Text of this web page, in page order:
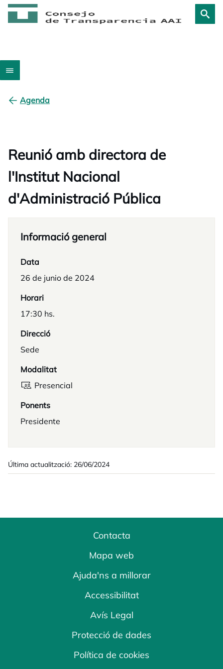
Agenda
Reunió amb directora de
l'Institut Nacional
d'Administració Pública
Informació general
Data
26 de junio de 2024
Horari
17:30 hs.
Direcció
Sede
Modalitat
Presencial
Ponents
Presidente
Última actualització: 26/06/2024
Contacta
Mapa web
Ajuda'ns a millorar
Accessibilitat
Avís Legal
Protecció de dades
Política de cookies